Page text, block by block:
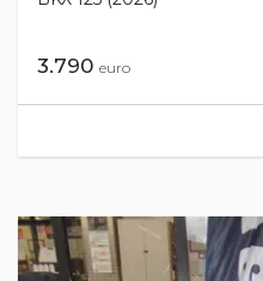
3.790 euro